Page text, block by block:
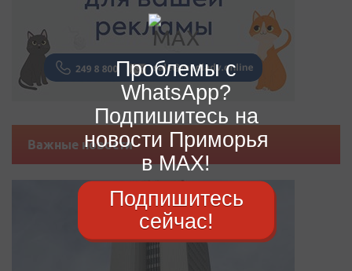
Важные новости
Проблемы с
WhatsApp?
Подпишитесь на
новости Приморья
в MAX!
Подпишитесь
сейчас!